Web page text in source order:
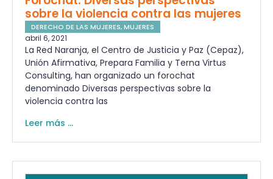
sobre la violencia contra las mujeres
DERECHO DE LAS MUJERES,MUJERES
abril 6, 2021
La Red Naranja, el Centro de Justicia y Paz (Cepaz),
Unión Afirmativa, Prepara Familia y Terna Virtus
Consulting, han organizado un forochat
denominado Diversas perspectivas sobre la
violencia contra las
Leer más ...